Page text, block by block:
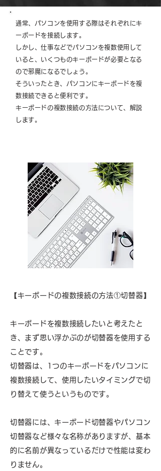
通常、パソコンを使用する際はそれぞれにキ
ーボードを接続します。
しかし、仕事などでパソコンを複数使用して
いると、いくつものキーボードが必要となる
ので邪魔になるでしょう。
そういったとき、パソコンにキーボードを複
数接続できると便利です。
キーボードの複数接続の方法について、解説
します。
【キーボードの複数接続の方法①切替器】
キーボードを複数接続したいと考えたと
き、まず思い浮かぶのが切替器を使用する
ことです。
切替器は、1つのキーボードをパソコンに
複数接続して、使用したいタイミングで切
り替えて使うというものです。
切替器には、キーボード切替器やパソコン
切替器など様々な名称がありますが、基本
的に名前が異なっているだけで性能は変わ
りません。